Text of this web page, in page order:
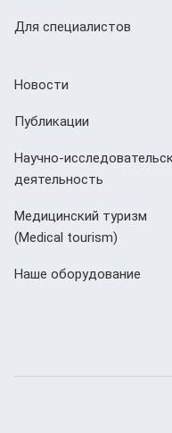
Для специалистов
Новости
Публикации
Научно-
деятельность
Медицинский туризм
(Мedical tourism)
Наше оборудование